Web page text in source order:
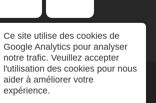
Ce site utilise des cookies de
Google Analytics pour analyser
notre trafic. Veuillez accepter
l'utilisation des cookies pour nous
aider à améliorer votre
expérience.